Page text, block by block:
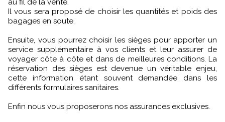
Il vous sera proposé de choisir les quantités et poids des
bagages en soute.
Ensuite, vous pourrez choisir les sièges pour apporter un
service supplémentaire à vos clients et leur assurer de
voyager côte à côte et dans de meilleures conditions. La
réservation des sièges est devenue un véritable enjeu,
cette information étant souvent demandée dans les
différents formulaires sanitaires.
Enfin nous vous proposerons nos assurances exclusives.